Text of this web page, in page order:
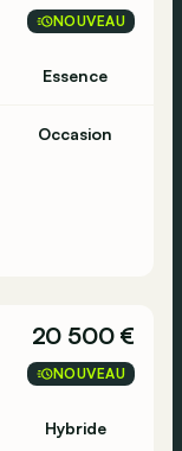
NOUVEAU
Essence
Occasion
20 500 €
NOUVEAU
Hybride